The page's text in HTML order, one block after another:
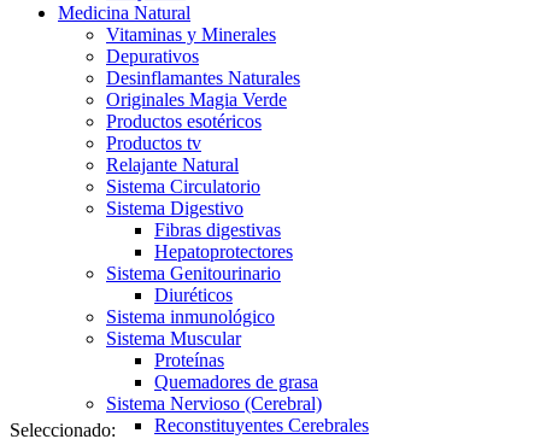
Medicina Natural
Vitaminas y Minerales
Depurativos
Desinflamantes Naturales
Originales Magia Verde
Productos esotéricos
Productos tv
Relajante Natural
Sistema Circulatorio
Sistema Digestivo
Fibras digestivas
Hepatoprotectores
Sistema Genitourinario
Diuréticos
Sistema inmunológico
Sistema Muscular
Proteínas
Quemadores de grasa
Sistema Nervioso (Cerebral)
Reconstituyentes Cerebrales
Seleccionado: